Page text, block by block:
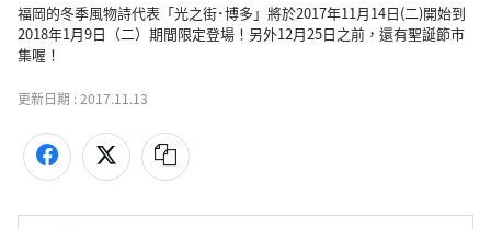
福岡的冬季風物詩代表「光之街･博多」將於2017年11月14日(二)開始到
2018年1月9日（二）期間限定登場！另外12月25日之前，還有聖誕節市
集喔！
更新日期 :2017.11.13